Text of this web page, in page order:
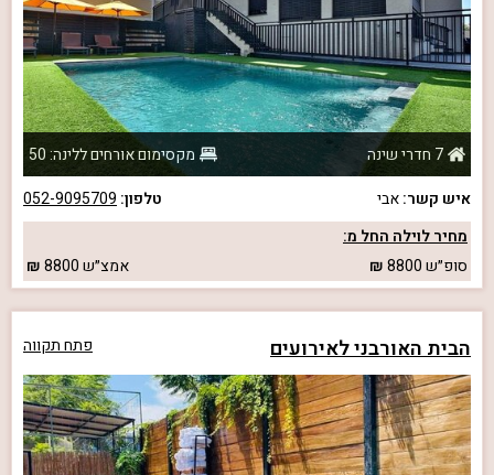
7 חדרי שינה
מקסימום אורחים ללינה: 50
איש קשר:אבי טלפון: 052-9095709
מחיר לוילה החל מ:
סופ״ש8800 אמצ״ש8800
הבית האורבני לאירועים פתח תקווה